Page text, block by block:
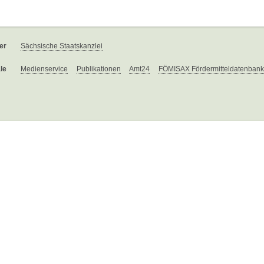
Sächsische Staatskanzlei
Medienservice Publikationen Amt24 FÖMISAX Fördermitteldatenbank